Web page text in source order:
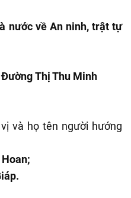
nước về An ninh, trật tự
Đường Thị Thu Minh
và họ tên người hướng
Hoan;